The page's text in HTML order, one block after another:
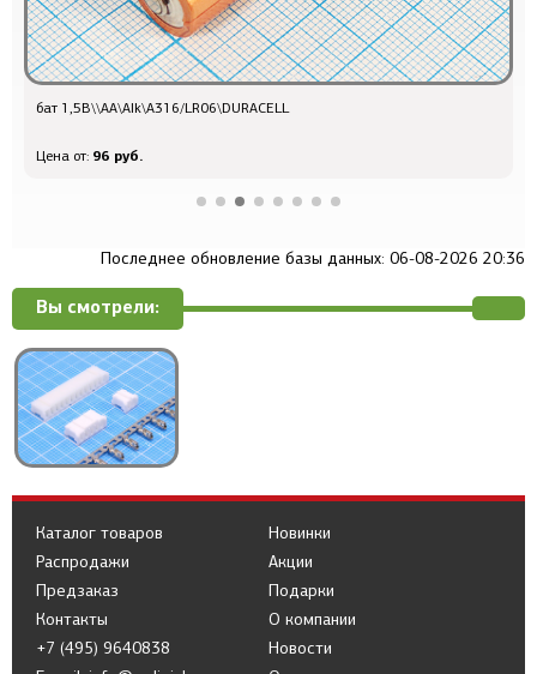
бат 1,5В\\AA\Alk\A316/LR06\DURACELL
Цена от: 96 руб.
Последнее обновление базы данных: 06-08-2026 20:36
Вы смотрели:
Каталог товаров
Распродажи
Предзаказ
Новинки
Акции
Подарки
Контакты
+7 (495) 9640838
О компании
Новости